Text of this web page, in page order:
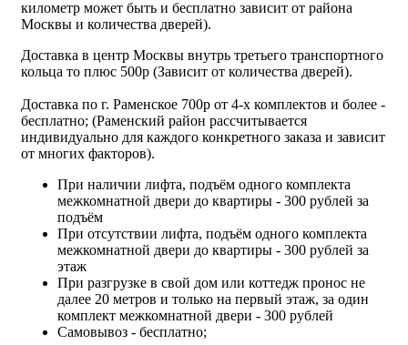
километр может быть и бесплатно зависит от района
Москвы и количества дверей).
Доставка в центр Москвы внутрь третьего транспортного
кольца то плюс 500р (Зависит от количества дверей).
Доставка по г. Раменское 700р от 4-х комплектов и более -
бесплатно; (Раменский район рассчитывается
индивидуально для каждого конкретного заказа и зависит
от многих факторов).
При наличии лифта, подъём одного комплекта
межкомнатной двери до квартиры - 300 рублей за
подъём
При отсутствии лифта, подъём одного комплекта
межкомнатной двери до квартиры - 300 рублей за
этаж
При разгрузке в свой дом или коттедж пронос не
далее 20 метров и только на первый этаж, за один
комплект межкомнатной двери - 300 рублей
Самовывоз - бесплатно;